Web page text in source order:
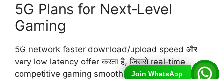
Join WhatsApp
5G Plans for Next‑Level
Gaming
5G network faster download/upload speed और
very low latency offer करता है, जिससे real‑time
competitive gaming smooth रहता है।